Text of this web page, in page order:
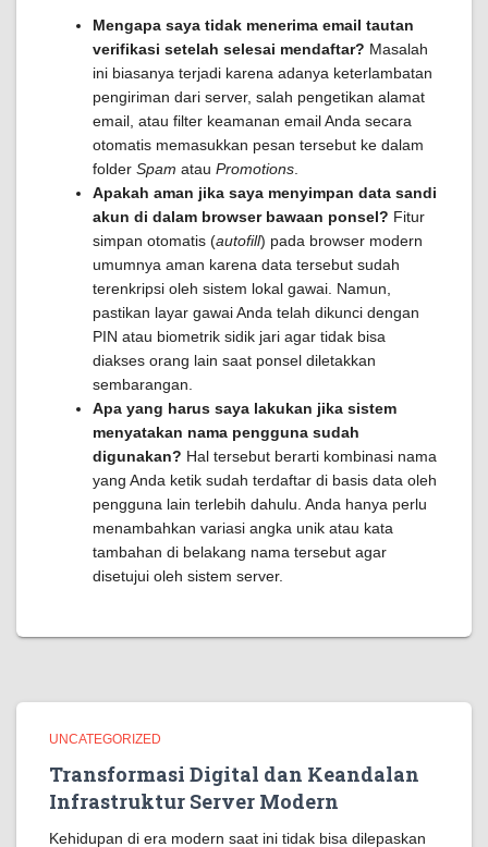
Mengapa saya tidak menerima email tautan
verifikasi setelah selesai mendaftar? Masalah
ini biasanya terjadi karena adanya keterlambatan
pengiriman dari server, salah pengetikan alamat
email, atau filter keamanan email Anda secara
otomatis memasukkan pesan tersebut ke dalam
folder Spam atau Promotions
Apakah aman jika saya menyimpan data sandi
akun di dalam browser bawaan ponsel? Fitur
simpan otomatis (autofill) pada browser modern
umumnya aman karena data tersebut sudah
terenkripsi oleh sistem lokal gawai. Namun,
pastikan layar gawai Anda telah dikunci dengan
PIN atau biometrik sidik jari agar tidak bisa
diakses orang lain saat ponsel diletakkan
sembarangan.
Apa yang harus saya lakukan jika sistem
menyatakan nama pengguna sudah
digunakan? Hal tersebut berarti kombinasi nama
yang Anda ketik sudah terdaftar di basis data oleh
pengguna lain terlebih dahulu. Anda hanya perlu
menambahkan variasi angka unik atau kata
tambahan di belakang nama tersebut agar
disetujui oleh sistem server.
UNCATEGORIZED
Transformasi Digital dan Keandalan
Infrastruktur Server Modern
Kehidupan di era modern saat ini tidak bisa dilepaskan